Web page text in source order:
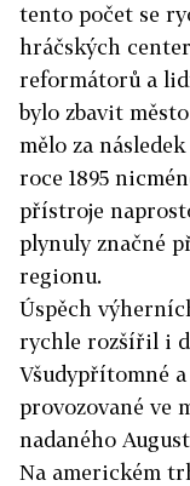
tento počet se
hráčských
reformátorů a
bylo zbavit
mělo za
roce 1895
přístroje
plynuly značné
regionu.
Úspěch
rychle rozšířil i
Všudypřítomné
provozované ve
nadaného
Na americkém